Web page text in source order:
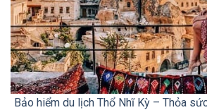
Bảo hiểm du lịch Thổ Nhĩ Kỳ – Thỏa